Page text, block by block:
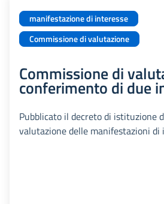
manifestazione di interesse
Commissione di valutazione
Commissione di
conferimento di due
Pubblicato il decreto di istituzione
valutazione delle manifestazioni